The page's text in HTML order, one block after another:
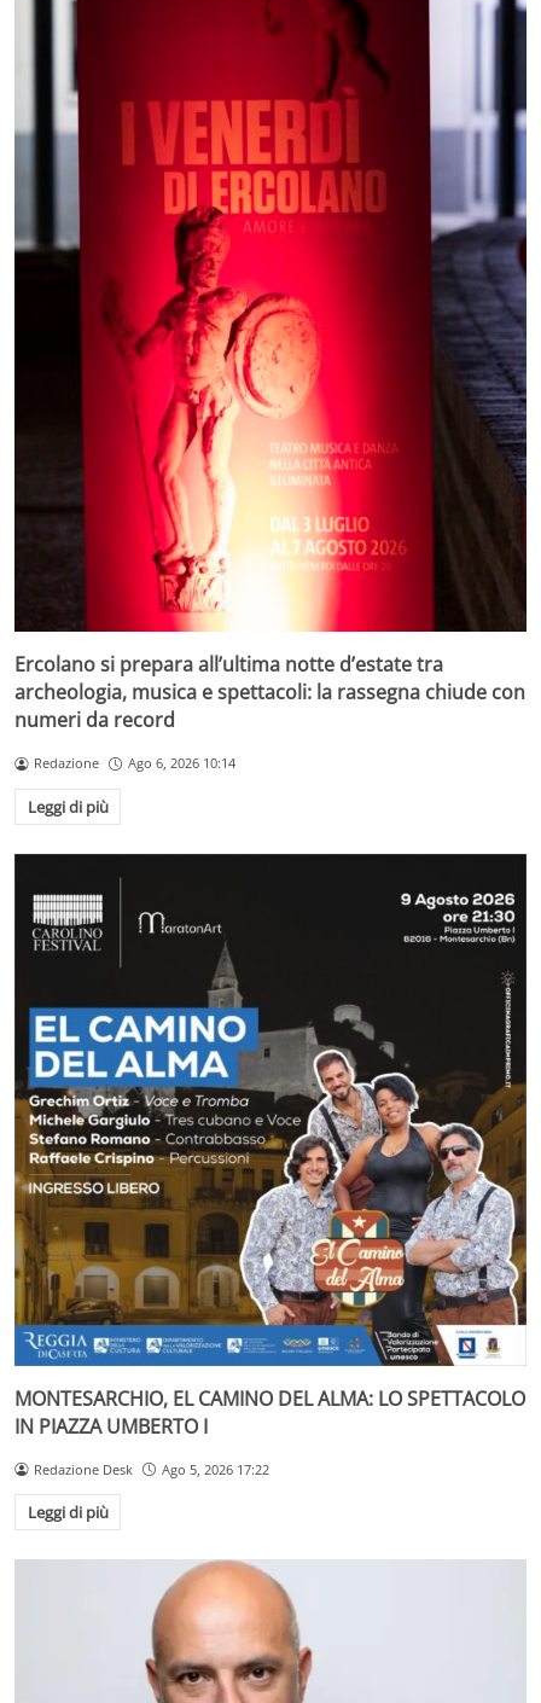
Ercolano si prepara all’ultima notte d’estate tra
archeologia, musica e spettacoli: la rassegna chiude con
numeri da record
Redazione Ago 6, 2026 10:14
Leggi di più
MONTESARCHIO, EL CAMINO DEL ALMA: LO SPETTACOLO
IN PIAZZA UMBERTO I
Redazione Desk Ago 5, 2026 17:22
Leggi di più